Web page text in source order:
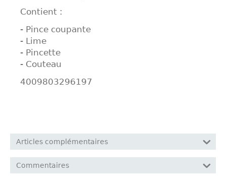
Contient :
- Pince coupante
- Lime
- Pincette
- Couteau
4009803296197
Articles complémentaires
Commentaires